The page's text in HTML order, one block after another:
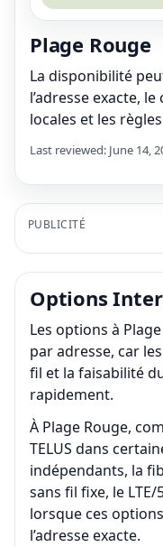
Plage Rouge
La disponibilité
l’adresse exacte,
locales et les
Last reviewed: June 14,
PUBLICITÉ
Options
Les options à
par adresse, car
fil et la faisabilité
rapidement.
À Plage Rouge,
TELUS dans
indépendants, la
sans fil fixe, le
lorsque ces
l’adresse exacte.